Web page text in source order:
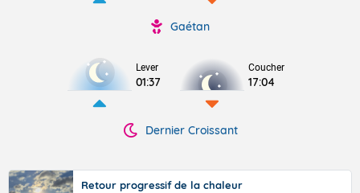
Gaétan
Lever
01:37
Coucher
17:04
Dernier Croissant
Retour progressif de la chaleur